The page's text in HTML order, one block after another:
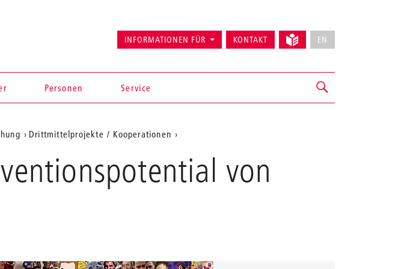
Personen Service
INFORMATIONEN FÜR KONTAKT EN
Drittmittelprojekte / Kooperationen
von